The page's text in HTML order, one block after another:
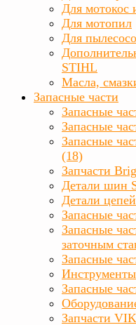
Для мотокос
Для мотопил
Для
STIHL
Масла,
Запасные части
Запасные
Запасные
Запасные
(18)
Запчасти
Детали шин
Детали
Запасные
Запасные
заточным
Запасные
Запасные
Запчасти